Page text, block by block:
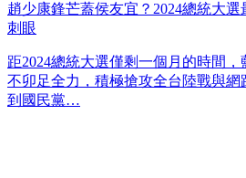
趙少康鋒芒蓋侯友宜？2024總統大
刺眼
距2024總統大選僅剩一個月的時間
不卯足全力，積極搶攻全台陸戰與
到國民黨…